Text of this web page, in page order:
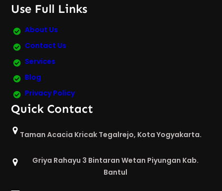
Use Full Links
About Us
Contact Us
Services
Blog
Privacy Policy
Quick Contact
Taman Acacia Kricak Tegalrejo, Kota Yogyakarta.
Griya Rahayu 3 Bintaran Wetan Piyungan Kab.
Bantul